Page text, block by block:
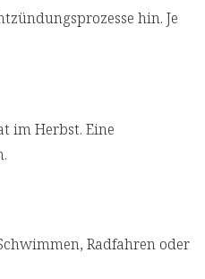
hin. Je
im Herbst. Eine
Radfahren oder